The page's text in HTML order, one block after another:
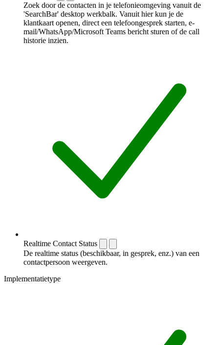
Zoek door de contacten in je telefonieomgeving vanuit de
'SearchBar' desktop werkbalk. Vanuit hier kun je de
klantkaart openen, direct een telefoongesprek starten, e-
mail/WhatsApp/Microsoft Teams bericht sturen of de call
historie inzien.
Realtime Contact Status
De realtime status (beschikbaar, in gesprek, enz.) van een
contactpersoon weergeven.
Implementatietype